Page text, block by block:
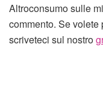
Altroconsumo sulle
commento. Se volete
scriveteci sul nostro